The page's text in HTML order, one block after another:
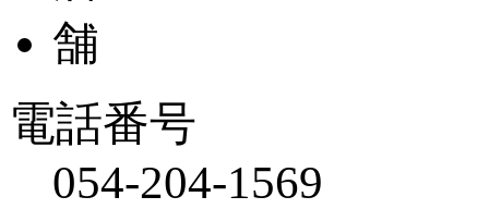
電話番号
054-204-1569